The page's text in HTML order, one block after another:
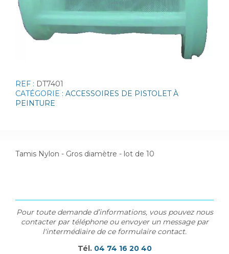
REF : DT7401
CATÉGORIE : ACCESSOIRES DE PISTOLET À
PEINTURE
Pour toute demande d’informations, vous pouvez nous
contacter par téléphone ou envoyer un message par
l'intermédiaire de ce formulaire contact.
Tél. 04 74 16 20 40
Tamis Nylon - Gros diamètre - lot de 10